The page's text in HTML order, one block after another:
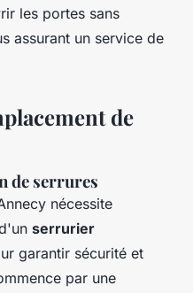
les portes sans
assurant un service de
de
de serrures
nécessite
serrurier
garantir sécurité et
par une